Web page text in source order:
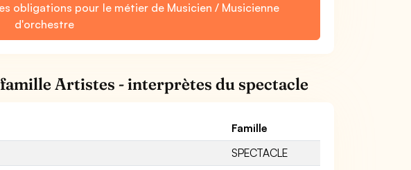
obligations pour le métier de Musicien / Musicienne
d'orchestre
Artistes - interprètes du spectacle
Famille
SPECTACLE